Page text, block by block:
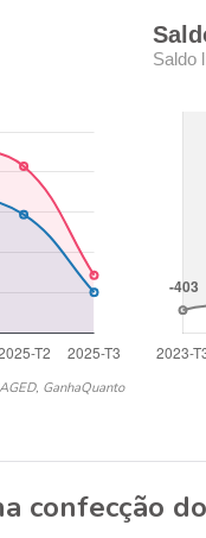
GanhaQuanto
Saldo
confecção